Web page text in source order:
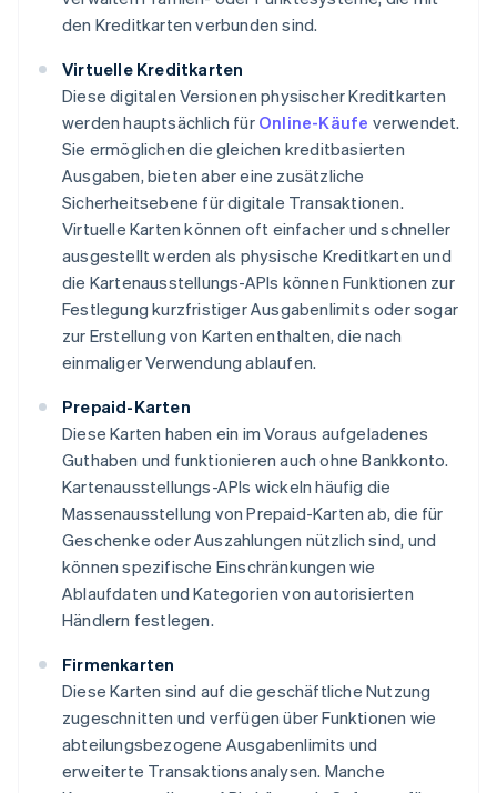
den Kreditkarten verbunden sind.
Virtuelle Kreditkarten
Diese digitalen Versionen physischer Kreditkarten
werden hauptsächlich für Online-Käufe verwendet.
Sie ermöglichen die gleichen kreditbasierten
Ausgaben, bieten aber eine zusätzliche
Sicherheitsebene für digitale Transaktionen.
Virtuelle Karten können oft einfacher und schneller
ausgestellt werden als physische Kreditkarten und
die Kartenausstellungs-APIs können Funktionen zur
Festlegung kurzfristiger Ausgabenlimits oder sogar
zur Erstellung von Karten enthalten, die nach
einmaliger Verwendung ablaufen.
Prepaid-Karten
Diese Karten haben ein im Voraus aufgeladenes
Guthaben und funktionieren auch ohne Bankkonto.
Kartenausstellungs-APIs wickeln häufig die
Massenausstellung von Prepaid-Karten ab, die für
Geschenke oder Auszahlungen nützlich sind, und
können spezifische Einschränkungen wie
Ablaufdaten und Kategorien von autorisierten
Händlern festlegen.
Firmenkarten
Diese Karten sind auf die geschäftliche Nutzung
zugeschnitten und verfügen über Funktionen wie
abteilungsbezogene Ausgabenlimits und
erweiterte Transaktionsanalysen. Manche